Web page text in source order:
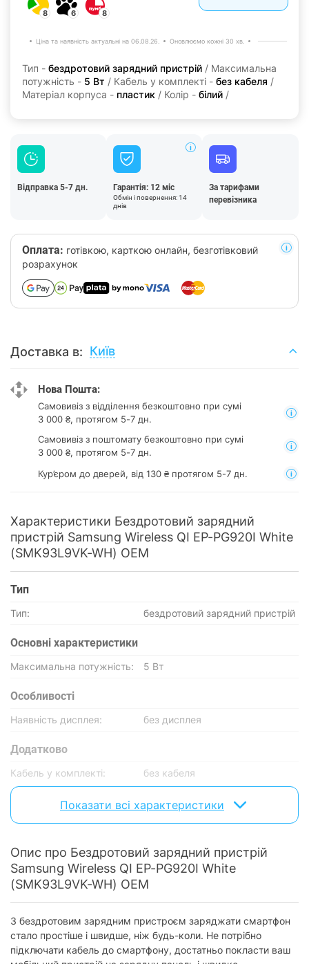
8 6 8
Ціна та наявність актуальні на 06.08.26. Оновлюємо кожні 30 хв.
Тип - бездротовий зарядний пристрій / Максимальна
потужність - 5 Вт / Кабель у комплекті - без кабеля /
Матеріал корпуса - пластик / Колір - білий /
Відправка 5-7 дн. Гарантія: 12 міс
Обмін і повернення: 14
днів
За тарифами
перевізника
Оплата: готівкою, карткою онлайн, безготівковий
розрахунок
Доставка в: Київ
Нова Пошта:
Самовивіз з відділення безкоштовно при сумі
3 000 ₴, протягом 5-7 дн.
Самовивіз з поштомату безкоштовно при сумі
3 000 ₴, протягом 5-7 дн.
Кур’єром до дверей, від 130 ₴ протягом 5-7 дн.
Характеристики Бездротовий зарядний
пристрій Samsung Wireless QI EP-PG920I White
(SMK93L9VK-WH) OEM
Тип
Тип: бездротовий зарядний пристрій
Основнi характеристики
Максимальна потужність: 5 Вт
Особливості
Наявність дисплея: без дисплея
Додатково
Кабель у комплекті: без кабеля
Фізичні характеристики
Матеріал корпуса:
пластик
Колір:
білий
Характеристики та комплектація товару можуть змінюватися
виробником без повідомлення.
Показати всі характеристики
Опис про Бездротовий зарядний пристрій
Samsung Wireless QI EP-PG920I White
(SMK93L9VK-WH) OEM
З бездротовим зарядним пристроєм заряджати смартфон
стало простіше і швидше, ніж будь-коли. Не потрібно
підключати кабель до смартфону, достатньо покласти ваш